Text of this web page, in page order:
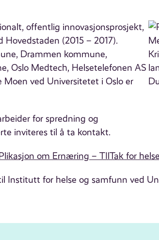
offentlig innovasjonsprosjekt,
(2015 – 2017).
Drammen kommune,
Oslo Medtech, Helsetelefonen AS
Moen ved Universitetet i Oslo er
for spredning og
inviteres til å ta kontakt.
om Ernæring – TIlTak for helse
Institutt for helse og samfunn ved